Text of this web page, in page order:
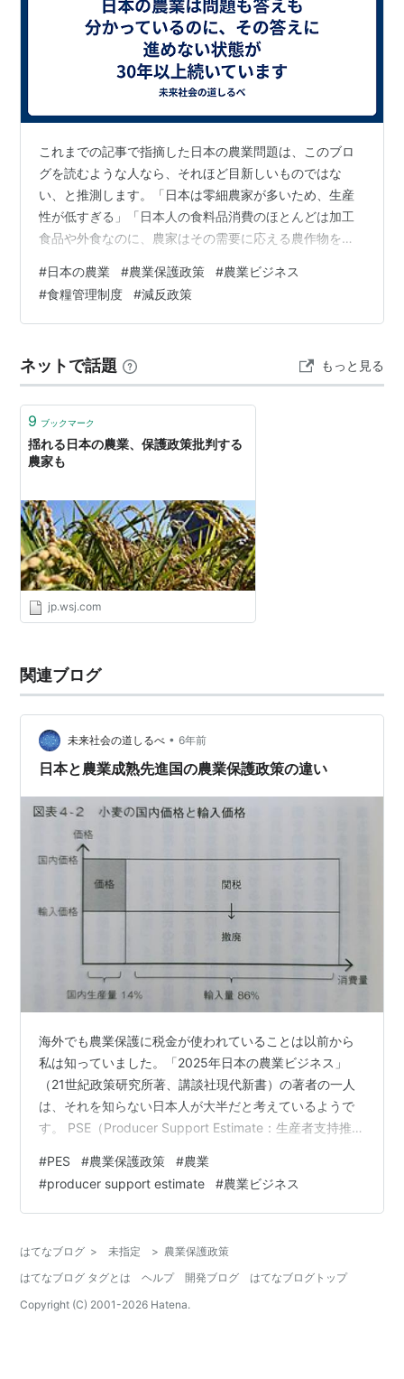
これまでの記事で指摘した日本の農業問題は、このブロ
グを読むような人なら、それほど目新しいものではな
い、と推測します。「日本は零細農家が多いため、生産
性が低すぎる」「日本人の食料品消費のほとんどは加工
食品や外食なのに、農家はその需要に応える農作物を作
せん。少なく見積もって、ウルグアイラウンドのあった
30年前からは言われています。日本農業の生産性の低さ
はその遥か昔から分かりきっていることなので、「農地
すべき」と、減反政策がとられる50年前からは提言され
続けていることでしょう。 それにもかかわらず、な…
#日本の農業 #農業保護政策 #農業ビジネス
#食糧管理制度 #減反政策
ネットで話題 もっと見る
9 ブックマーク
揺れる日本の農業、保護政策批判する
農家も
jp.wsj.com
関連ブログ
未来社会の道しるべ • 6年前
日本と農業成熟先進国の農業保護政策の違い
海外でも農業保護に税金が使われていることは以前から
私は知っていました。「2025年日本の農業ビジネス」
（21世紀政策研究所著、講談社現代新書）の著者の一人
は、それを知らない日本人が大半だと考えているようで
す。 PSE（Producer Support Estimate：生産者支持推定
家の所得を維持する「納税者負担」の部分（つまり、農
家への補助金）と、内外価格差（国内価格と国際価格と
の差）に生産量をかけた「消費者負担」の部分（つま
国農家に払うことで農家に所得移転している総額）で構
成されています。 …
#PES #農業保護政策 #農業
#producer support estimate #農業ビジネス
はてなブログ > 未指定 > 農業保護政策
はてなブログ タグとは
ヘルプ 開発ブログ
はてなブログトップ
Copyright (C) 2001-2026 Hatena.